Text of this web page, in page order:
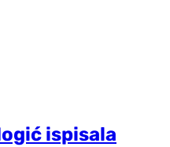
ispisala